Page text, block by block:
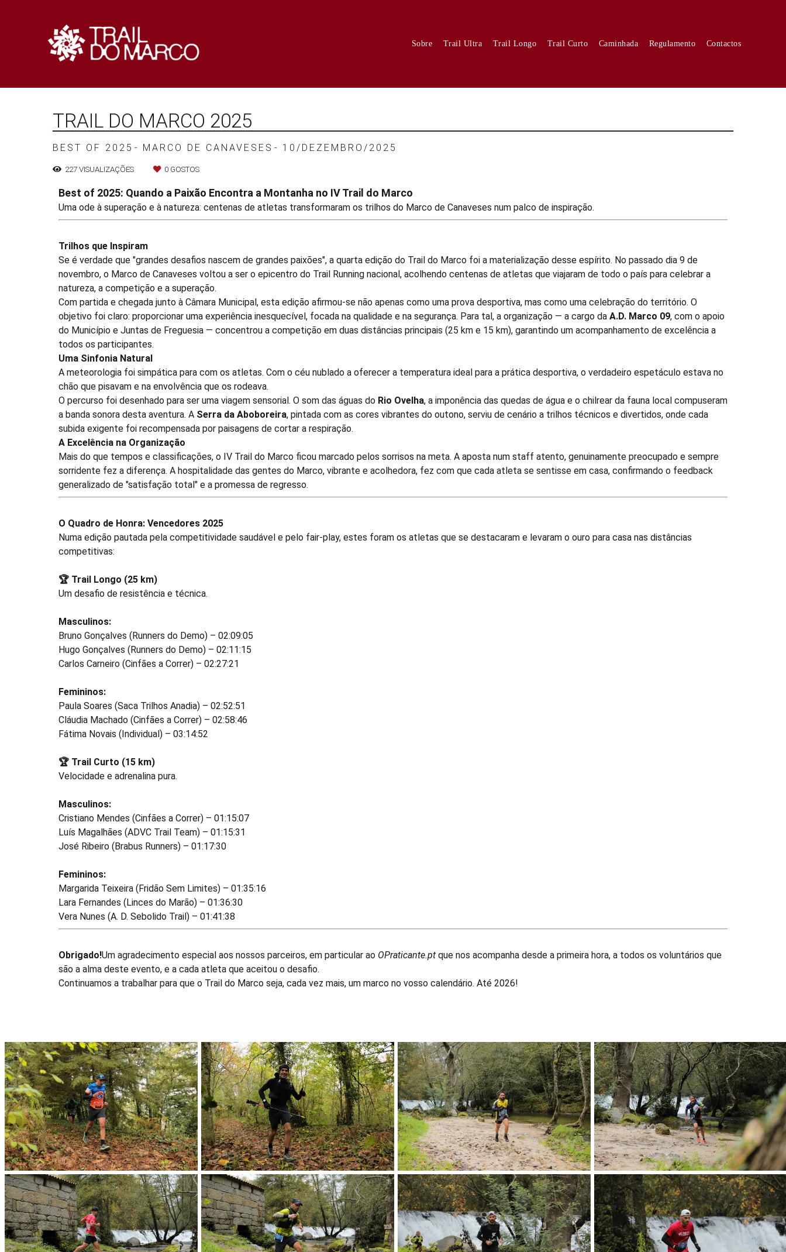
Sobre Trail Ultra Trail Longo Trail Curto Caminhada Regulamento Contactos
BEST OF 2025 MARCO DE CANAVESES 10/DEZEMBRO/2025
TRAIL DO MARCO 2025
227 VISUALIZAÇÕES 0 GOSTOS
Best of 2025: Quando a Paixão Encontra a Montanha no IV Trail do Marco
Uma ode à superação e à natureza: centenas de atletas transformaram os trilhos do Marco de Canaveses num palco de inspiração.
Trilhos que Inspiram
Se é verdade que "grandes desafios nascem de grandes paixões", a quarta edição do Trail do Marco foi a materialização desse espírito. No passado dia 9 de
novembro, o Marco de Canaveses voltou a ser o epicentro do Trail Running nacional, acolhendo centenas de atletas que viajaram de todo o país para celebrar a
natureza, a competição e a superação.
Com partida e chegada junto à Câmara Municipal, esta edição afirmou-se não apenas como uma prova desportiva, mas como uma celebração do território. O
objetivo foi claro: proporcionar uma experiência inesquecível, focada na qualidade e na segurança. Para tal, a organização — a cargo da A.D. Marco 09, com o apoio
do Município e Juntas de Freguesia — concentrou a competição em duas distâncias principais (25 km e 15 km), garantindo um acompanhamento de excelência a
todos os participantes.
Uma Sinfonia Natural
A meteorologia foi simpática para com os atletas. Com o céu nublado a oferecer a temperatura ideal para a prática desportiva, o verdadeiro espetáculo estava no
chão que pisavam e na envolvência que os rodeava.
O percurso foi desenhado para ser uma viagem sensorial. O som das águas do Rio Ovelha, a imponência das quedas de água e o chilrear da fauna local compuseram
a banda sonora desta aventura. A Serra da Aboboreira, pintada com as cores vibrantes do outono, serviu de cenário a trilhos técnicos e divertidos, onde cada
subida exigente foi recompensada por paisagens de cortar a respiração.
A Excelência na Organização
Mais do que tempos e classificações, o IV Trail do Marco ficou marcado pelos sorrisos na meta. A aposta num staff atento, genuinamente preocupado e sempre
sorridente fez a diferença. A hospitalidade das gentes do Marco, vibrante e acolhedora, fez com que cada atleta se sentisse em casa, confirmando o feedback
generalizado de "satisfação total" e a promessa de regresso.
O Quadro de Honra: Vencedores 2025
Numa edição pautada pela competitividade saudável e pelo fair-play, estes foram os atletas que se destacaram e levaram o ouro para casa nas distâncias
competitivas:
🏆 Trail Longo (25 km)
Um desafio de resistência e técnica.
Masculinos:
Bruno Gonçalves (Runners do Demo) – 02:09:05
Hugo Gonçalves (Runners do Demo) – 02:11:15
Carlos Carneiro (Cinfães a Correr) – 02:27:21
Femininos:
Paula Soares (Saca Trilhos Anadia) – 02:52:51
Cláudia Machado (Cinfães a Correr) – 02:58:46
Fátima Novais (Individual) – 03:14:52
🏆 Trail Curto (15 km)
Velocidade e adrenalina pura.
Masculinos:
Cristiano Mendes (Cinfães a Correr) – 01:15:07
Luís Magalhães (ADVC Trail Team) – 01:15:31
José Ribeiro (Brabus Runners) – 01:17:30
Femininos:
Margarida Teixeira (Fridão Sem Limites) – 01:35:16
Lara Fernandes (Linces do Marão) – 01:36:30
Vera Nunes (A. D. Sebolido Trail) – 01:41:38
Obrigado!Um agradecimento especial aos nossos parceiros, em particular ao OPraticante.pt que nos acompanha desde a primeira hora, a todos os voluntários que
são a alma deste evento, e a cada atleta que aceitou o desafio.
Continuamos a trabalhar para que o Trail do Marco seja, cada vez mais, um marco no vosso calendário. Até 2026!